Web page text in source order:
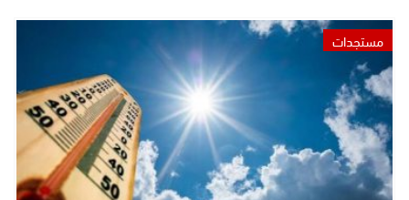
مستجدات